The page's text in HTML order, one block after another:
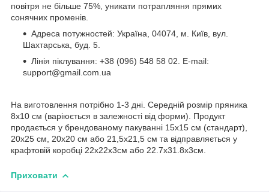
повітря не більше 75%, уникати потрапляння прямих
сонячних променів.
Адреса потужностей: Україна, 04074, м. Київ, вул.
Шахтарська, буд. 5.
Лінія піклування: +38 (096) 548 58 02. E-mail:
support@gmail.com.ua
На виготовлення потрібно 1-3 дні. Cередній розмір пряника
8х10 см (варіюється в залежності від форми). Продукт
продається у брендованому пакуванні 15х15 см (стандарт),
20х25 см, 20х20 см або 21,5х21,5 см та відправляється у
крафтовій коробці 22х22х3см або 22.7х31.8х3см.
Приховати